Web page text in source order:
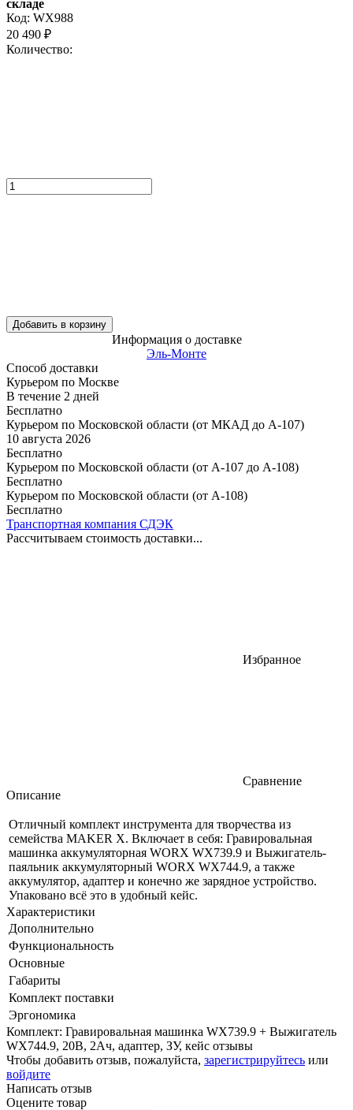
складе
Код: WX988
20 490 ₽
Количество:
Добавить в корзину
Информация о доставке
Эль-Монте
Способ доставки
Курьером по Москве
В течение 2 дней
Бесплатно
Курьером по Московской области (от МКАД до А-107)
10 августа 2026
Бесплатно
Курьером по Московской области (от А-107 до А-108)
Бесплатно
Курьером по Московской области (от А-108)
Бесплатно
Транспортная компания СДЭК
Рассчитываем стоимость доставки...
Избранное
Сравнение
Описание
Отличный комплект инструмента для творчества из
семейства MAKER X. Включает в себя: Гравировальная
машинка аккумуляторная WORX WX739.9 и Выжигатель-
паяльник аккумуляторный WORX WX744.9, а также
аккумулятор, адаптер и конечно же зарядное устройство.
Упаковано всё это в удобный кейс.
Характеристики
Дополнительно
Функциональность
Основные
Габариты
Комплект поставки
Эргономика
Комплект: Гравировальная машинка WX739.9 + Выжигатель
WX744.9, 20В, 2Ач, адаптер, ЗУ, кейс отзывы
Чтобы добавить отзыв, пожалуйста, зарегистрируйтесь или
войдите
Написать отзыв
Оцените товар